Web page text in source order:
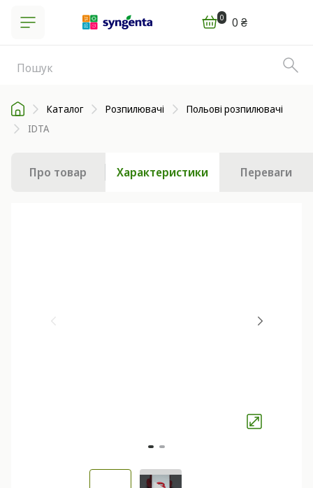
0 0 ₴
Каталог Розпилювачі
Польові розпилювачі
IDTA
Про товар Характеристики Переваги